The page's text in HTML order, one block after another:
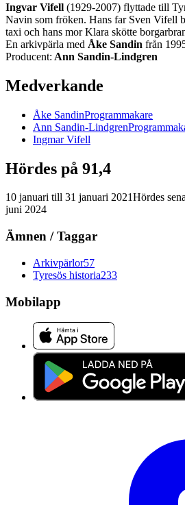
Ingvar Vifell (1929-2007) flyttade till
Navin som fröken. Hans far Sven Vifell
taxi och hans mor Klara skötte
En arkivpärla med Åke Sandin från
Producent: Ann Sandin-Lindgren
Medverkande
Åke SandinProgrammakare
Ann Sandin-Lindgren
Ingmar Vifell
Hördes på 91,4
10 januari till 31 januari 2021Hördes
juni 2024
Ämnen / Taggar
Arkivpärlor57
Tyresös historia233
Mobilapp